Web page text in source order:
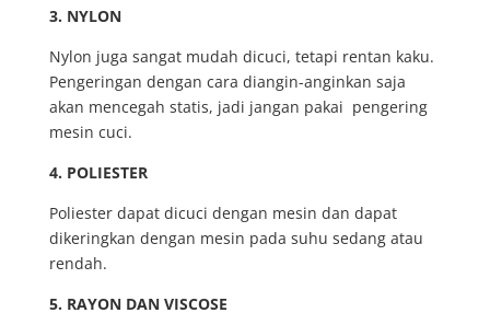
3. NYLON
Nylon juga sangat mudah dicuci, tetapi rentan kaku.
Pengeringan dengan cara diangin-anginkan saja
akan mencegah statis, jadi jangan pakai pengering
mesin cuci.
4. POLIESTER
Poliester dapat dicuci dengan mesin dan dapat
dikeringkan dengan mesin pada suhu sedang atau
rendah.
5. RAYON DAN VISCOSE